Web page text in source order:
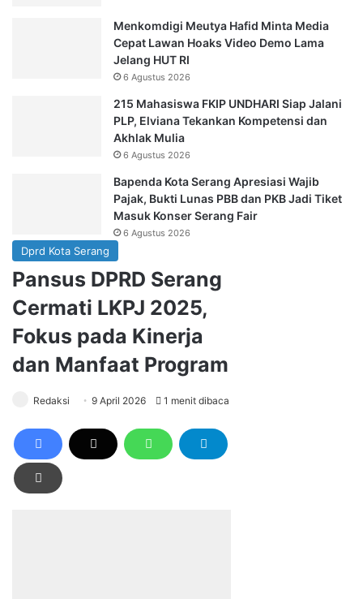
Menkomdigi Meutya Hafid Minta Media
Cepat Lawan Hoaks Video Demo Lama
Jelang HUT RI
6 Agustus 2026
215 Mahasiswa FKIP UNDHARI Siap Jalani
PLP, Elviana Tekankan Kompetensi dan
Akhlak Mulia
6 Agustus 2026
Bapenda Kota Serang Apresiasi Wajib
Pajak, Bukti Lunas PBB dan PKB Jadi Tiket
Masuk Konser Serang Fair
6 Agustus 2026